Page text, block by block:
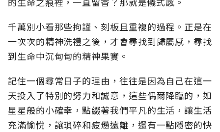
千萬別小看那些拘謹、刻板且重複的過程。正是在
一次次的精神洗禮之後，才會尋找到歸屬感，尋找
到生命中沉甸甸的精神果實。
記住一個尋常日子的理由，往往是因為自己在這一
天投入了特別的努力和誠意，這些偶爾降臨的，如
星星般的小確幸，點綴著我們平凡的生活，讓生活
充滿愉悅，讓瑣碎和疲憊遠離，還有一點隱密的快